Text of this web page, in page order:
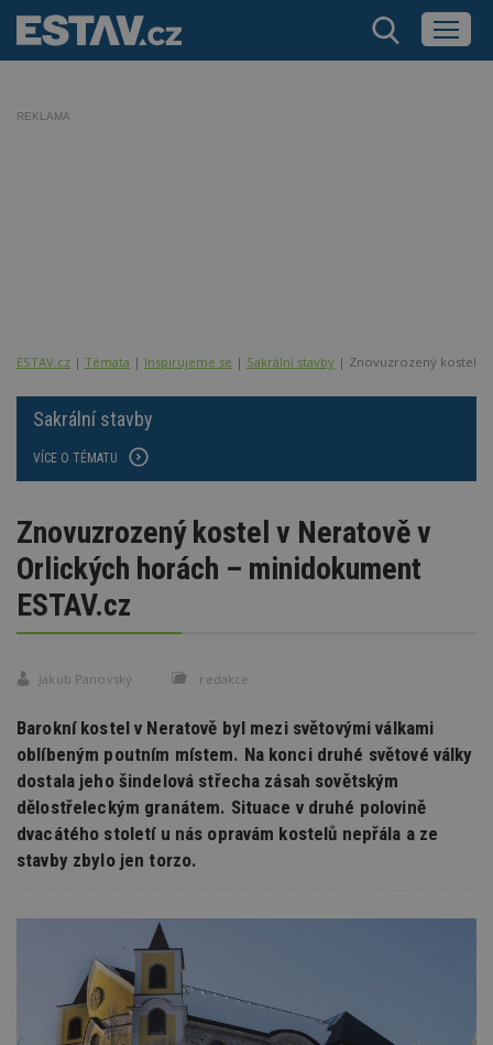
REKLAMA
ESTAV.cz Témata Inspirujeme se Sakrální stavby Znovuzrozený kostel v
Sakrální stavby
VÍCE O TÉMATU
Znovuzrozený kostel v Neratově v
Orlických horách – minidokument
ESTAV.cz
Jakub Panovský redakce
Barokní kostel v Neratově byl mezi světovými válkami
oblíbeným poutním místem. Na konci druhé světové války
dostala jeho šindelová střecha zásah sovětským
dělostřeleckým granátem. Situace v druhé polovině
dvacátého století u nás opravám kostelů nepřála a ze
stavby zbylo jen torzo.